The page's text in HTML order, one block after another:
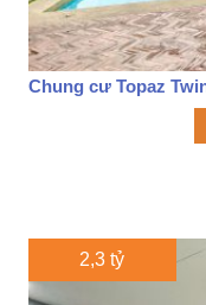
Chung cư Topaz
2,3 tỷ